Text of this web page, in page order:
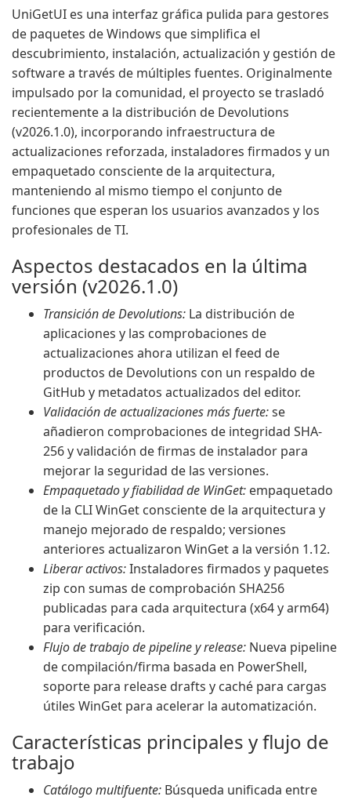
UniGetUI es una interfaz gráfica pulida para gestores
de paquetes de Windows que simplifica el
descubrimiento, instalación, actualización y gestión de
software a través de múltiples fuentes. Originalmente
impulsado por la comunidad, el proyecto se trasladó
recientemente a la distribución de Devolutions
(v2026.1.0), incorporando infraestructura de
actualizaciones reforzada, instaladores firmados y un
empaquetado consciente de la arquitectura,
manteniendo al mismo tiempo el conjunto de
funciones que esperan los usuarios avanzados y los
profesionales de TI.
Aspectos destacados en la última
versión (v2026.1.0)
Transición de Devolutions: La distribución de
aplicaciones y las comprobaciones de
actualizaciones ahora utilizan el feed de
productos de Devolutions con un respaldo de
GitHub y metadatos actualizados del editor.
Validación de actualizaciones más fuerte:se
añadieron comprobaciones de integridad SHA-
256 y validación de firmas de instalador para
mejorar la seguridad de las versiones.
Empaquetado y fiabilidad de WinGet: empaquetado
de la CLI WinGet consciente de la arquitectura y
manejo mejorado de respaldo; versiones
anteriores actualizaron WinGet a la versión 1.12.
Liberar activos:Instaladores firmados y paquetes
zip con sumas de comprobación SHA256
publicadas para cada arquitectura (x64 y arm64)
para verificación.
Flujo de trabajo de pipeline y release: Nueva pipeline
de compilación/firma basada en PowerShell,
soporte para release drafts y caché para cargas
útiles WinGet para acelerar la automatización.
Características principales y flujo de
trabajo
Catálogo multifuente: Búsqueda unificada entre